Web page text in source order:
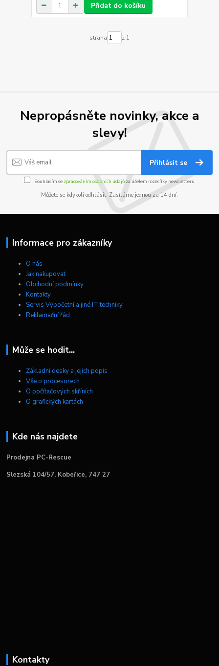
Přidat do košíku
strana z 1
Nepropásněte novinky, akce a
slevy!
Přihlásit se
Souhlasím se zpracováním osobních údajůza účelem rozesílky newsletteru.
Můžete se kdykoli odhlásit. Zasíláme jednou za 14 dní.
Informace pro zákazníky
O nás
Jak nakupovat
Obchodní podmínky
Kontakty
Servis Výpočetní a jiné IT techniky
Reklamační řád
Může se hodit...
Základní desky a jejich popis
Vše o procesorech
O počítačových skříních
O grafických kartách
Kde nás najdete
Prodejna PC-Rescue
Slezská 104/57, Kobeřice, 747 27
Kontakty